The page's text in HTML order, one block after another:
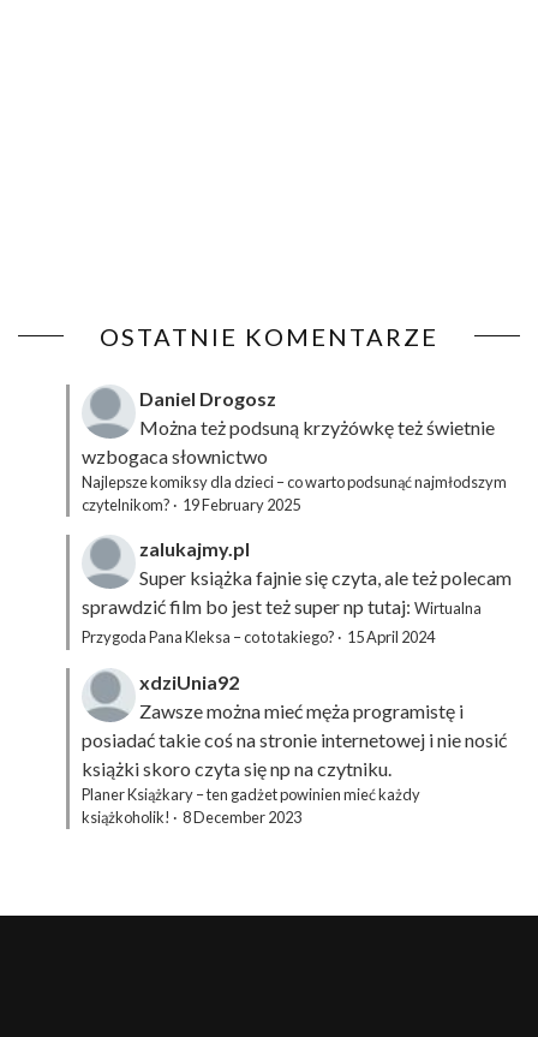
OSTATNIE KOMENTARZE
Daniel Drogosz
Można też podsuną krzyżówkęteż świetnie
wzbogaca słownictwo
Najlepsze komiksy dla dzieci – co warto podsunąć najmłodszym
czytelnikom? · 19 February 2025
zalukajmy.pl
Super książka fajnie się czyta, ale też polecam
sprawdzić film bo jest też super np tutaj: Wirtualna
Przygoda Pana Kleksa – co to takiego? · 15 April 2024
xdziUnia92
Zawsze można mieć męża programistę i
posiadać takie coś na stronie internetowej i nie nosić
książki skoro czyta się np na czytniku.
Planer Książkary – ten gadżet powinien mieć każdy
książkoholik! · 8 December 2023